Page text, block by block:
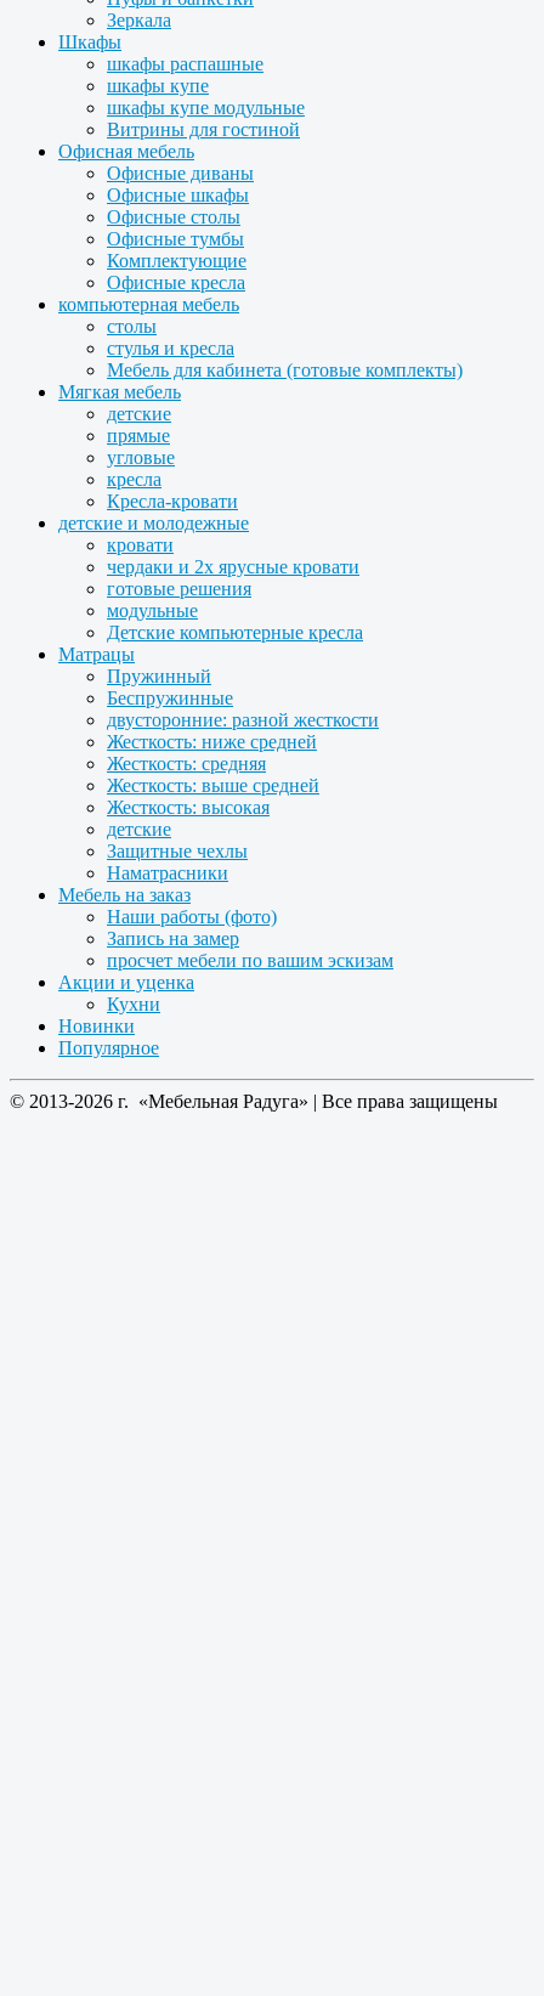
Зеркала
Шкафы
шкафы распашные
шкафы купе
шкафы купе модульные
Витрины для гостиной
Офисная мебель
Офисные диваны
Офисные шкафы
Офисные столы
Офисные тумбы
Комплектующие
Офисные кресла
компьютерная мебель
столы
стулья и кресла
Мебель для кабинета (готовые комплекты)
Мягкая мебель
детские
прямые
угловые
кресла
Кресла-кровати
детские и молодежные
кровати
чердаки и 2х ярусные кровати
готовые решения
модульные
Детские компьютерные кресла
Матрацы
Пружинный
Беспружинные
двусторонние: разной жесткости
Жесткость: ниже средней
Жесткость: средняя
Жесткость: выше средней
Жесткость: высокая
детские
Защитные чехлы
Наматрасники
Мебель на заказ
Наши работы (фото)
Запись на замер
просчет мебели по вашим эскизам
Акции и уценка
Кухни
Новинки
Популярное
© 2013-2026 г. «Мебельная Радуга» | Все права защищены